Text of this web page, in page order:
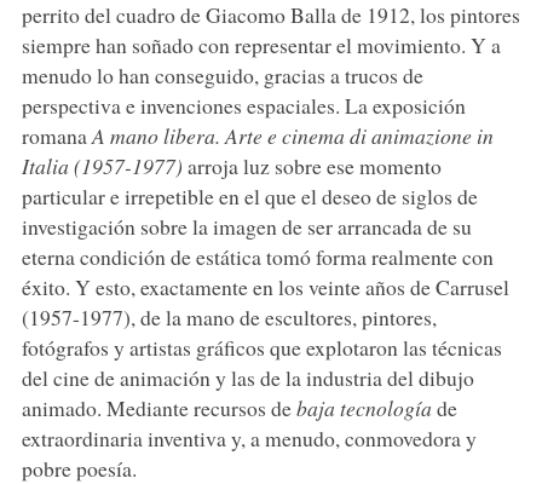
perrito del cuadro de Giacomo Balla de 1912, los pintores
siempre han soñado con representar el movimiento. Y a
menudo lo han conseguido, gracias a trucos de
perspectiva e invenciones espaciales. La exposición
romana A mano libera. Arte e cinema di animazione in
Italia (1957-1977) arroja luz sobre ese momento
particular e irrepetible en el que el deseo de siglos de
investigación sobre la imagen de ser arrancada de su
eterna condición de estática tomó forma realmente con
éxito. Y esto, exactamente en los veinte años de Carrusel
(1957-1977), de la mano de escultores, pintores,
fotógrafos y artistas gráficos que explotaron las técnicas
del cine de animación y las de la industria del dibujo
animado. Mediante recursos debaja tecnología de
extraordinaria inventiva y, a menudo, conmovedora y
pobre poesía.